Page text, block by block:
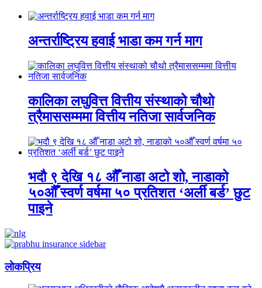
अन्तर्राष्ट्रिय हवाई भाडा कम गर्न माग
कालिका लघुवित्त वित्तीय संस्थाको चौथो
त्रैमाससम्ममा वित्तीय नतिजा सार्वजनिक
भदौ ९ देखि १८ औँ नाडा अटो शो, नाडाको
५०औँ स्वर्ण वर्षमा ५० प्रतिशत ‘अर्ली बर्ड’ छुट
पाइने
लाेकप्रिय